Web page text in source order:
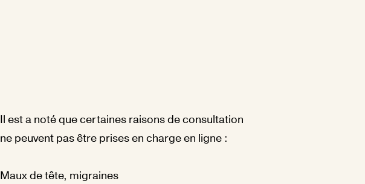
Il est a noté que certaines raisons de consultation
ne peuvent pas être prises en charge en ligne :
Maux de tête, migraines